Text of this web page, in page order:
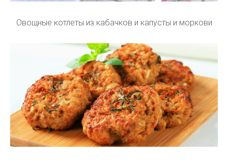
Овощные котлеты из кабачков и капусты и моркови